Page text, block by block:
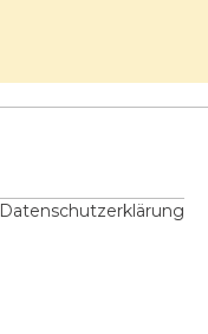
Datenschutzerklärung